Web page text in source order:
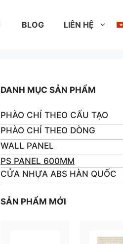
BLOG LIÊN HỆ
DANH MỤC SẢN PHẨM
PHÀO CHỈ THEO CẤU TẠO
PHÀO CHỈ THEO DÒNG
WALL PANEL
PS PANEL 600MM
CỬA NHỰA ABS HÀN QUỐC
SẢN PHẨM MỚI